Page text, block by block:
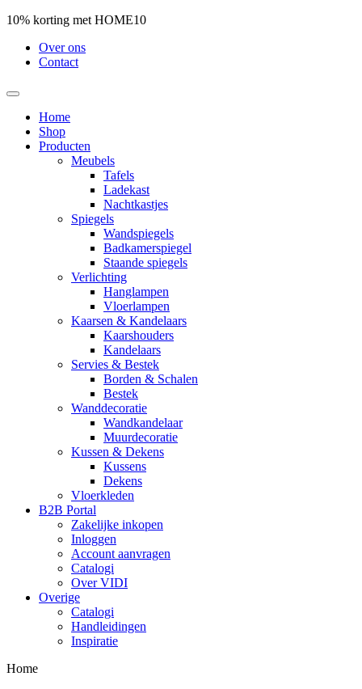
10% korting met HOME10
Over ons
Contact
Home
Shop
Producten
Meubels
Tafels
Ladekast
Nachtkastjes
Spiegels
Wandspiegels
Badkamerspiegel
Staande spiegels
Verlichting
Hanglampen
Vloerlampen
Kaarsen & Kandelaars
Kaarshouders
Kandelaars
Servies & Bestek
Borden & Schalen
Bestek
Wanddecoratie
Wandkandelaar
Muurdecoratie
Kussen & Dekens
Kussens
Dekens
Vloerkleden
B2B Portal
Zakelijke inkopen
Inloggen
Account aanvragen
Catalogi
Over VIDI
Overige
Catalogi
Handleidingen
Inspiratie
Home